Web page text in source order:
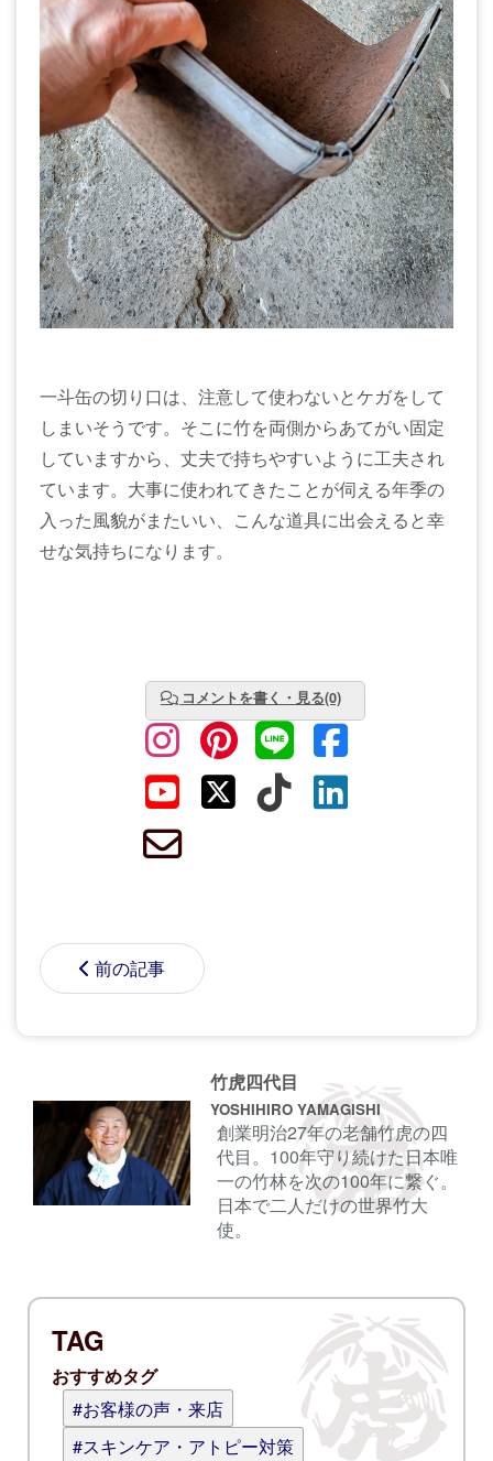
一斗缶の切り口は、注意して使わないとケガをして
しまいそうです。そこに竹を両側からあてがい固定
していますから、丈夫で持ちやすいように工夫され
ています。大事に使われてきたことが伺える年季の
入った風貌がまたいい、こんな道具に出会えると幸
せな気持ちになります。
コメントを書く・見る(0)
前の記事
竹虎四代目
YOSHIHIRO YAMAGISHI
創業明治27年の老舗竹虎の四
代目。100年守り続けた日本唯
一の竹林を次の100年に繋ぐ。
日本で二人だけの世界竹大
使。
TAG
おすすめタグ
#お客様の声・来店
#スキンケア・アトピー対策